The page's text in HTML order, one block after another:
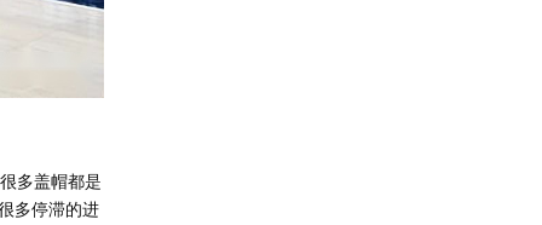
多盖帽都是
多停滞的进